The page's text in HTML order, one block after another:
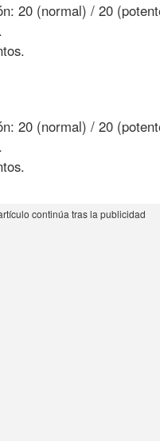
20 (normal) / 20
20 (normal) / 20